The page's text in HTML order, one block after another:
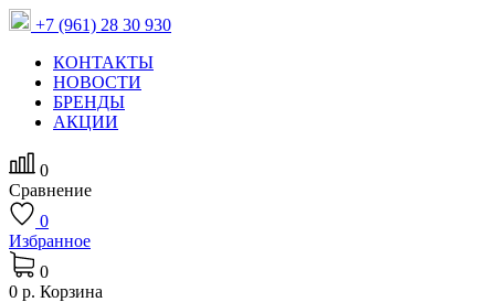
+7 (961) 28 30 930
КОНТАКТЫ
НОВОСТИ
БРЕНДЫ
АКЦИИ
0
Сравнение
0
Избранное
0
0 р. Корзина